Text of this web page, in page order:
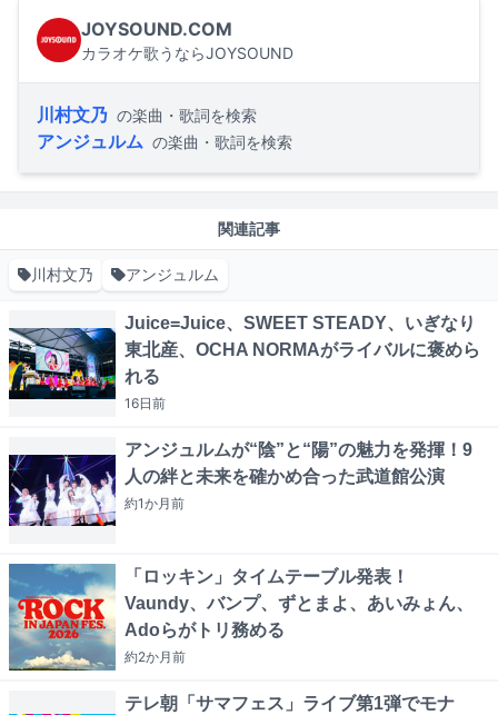
JOYSOUND.COM
カラオケ歌うならJOYSOUND
川村文乃 の楽曲・歌詞を検索
アンジュルム の楽曲・歌詞を検索
関連記事
川村文乃 アンジュルム
Juice=Juice、SWEET STEADY、いぎなり
東北産、OCHA NORMAがライバルに褒めら
れる
16日前
アンジュルムが“陰”と“陽”の魅力を発揮！9
人の絆と未来を確かめ合った武道館公演
約1か月前
「ロッキン」タイムテーブル発表！
Vaundy、バンプ、ずとまよ、あいみょん、
Adoらがトリ務める
約2か月前
テレ朝「サマフェス」ライブ第1弾でモナ